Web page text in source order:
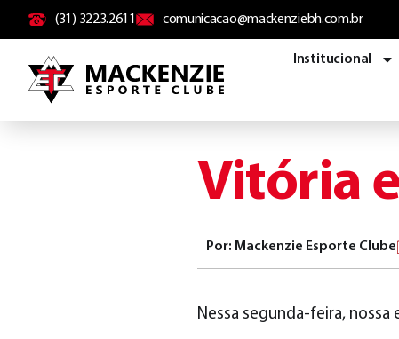
conteúdo
(31) 3223.2611 comunicacao@mackenziebh.com.br
Institucional
Vitória
Por: Mackenzie Esporte Clube
Nessa segunda-feira,